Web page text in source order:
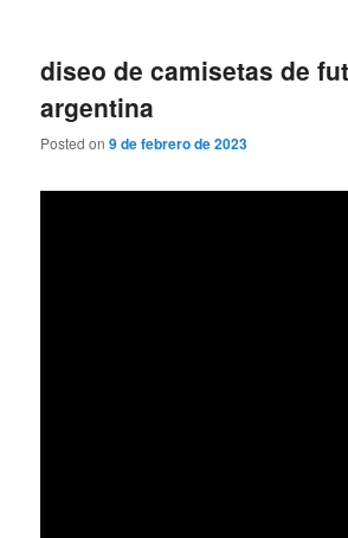
diseo de camisetas de
argentina
Posted on9 de febrero de 2023